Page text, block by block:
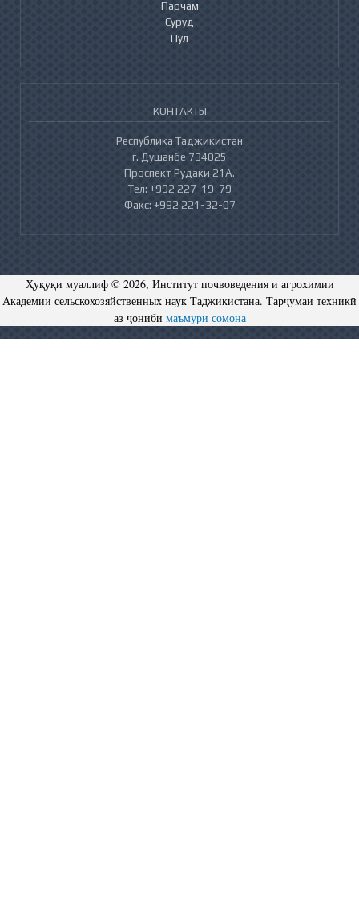
Парчам
Суруд
Пул
КОНТАКТЫ
Республика Таджикистан
г. Душанбе 734025
Проспект Рудаки 21А.
Тел: +992 227-19-79
Факс: +992 221-32-07
Ҳуқуқи муаллиф © 2026, Институт почвоведения и агрохимии
Академии сельскохозяйственных наук Таджикистана. Тарҷумаи техникӣ
аз ҷониби маъмури сомона